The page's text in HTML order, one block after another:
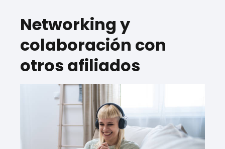
Networking y
colaboración con
otros afiliados